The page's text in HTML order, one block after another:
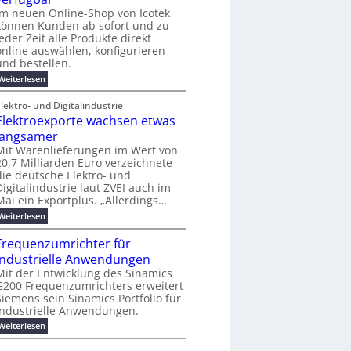
t
m
e
n
t
j
a
h
r
2
0
2
6
o
C
E
O
f
ü
r
S
t
r
m
e
b
i
s
2
5
A
n
e
t
f
ü
r
n
d
s
i
n
d
u
s
t
r
i
e
l
l
e
s
E
t
h
e
r
neuen Online-Shop von Icotek
Kunden ab sofort und zu
Zeit alle Produkte direkt
auswählen, konfigurieren
bestellen.
:
N
e
u
e
r
O
n
l
i
n
e
-
S
h
o
p
v
o
n
I
c
o
t
e
und Digitalindustrie
wachsen etwas
Warenlieferungen im Wert von
Milliarden Euro verzeichnete
deutsche Elektro- und
laut ZVEI auch im
ein Exportplus. „Allerdings…
:
E
e
k
t
r
o
e
x
p
o
für
Anwendungen
der Entwicklung des Sinamics
Frequenzumrichters erweitert
sein Sinamics Portfolio für
Anwendungen.
:
F